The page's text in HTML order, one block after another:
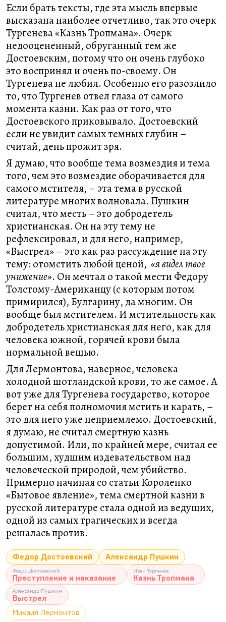
Если брать тексты, где эта мысль впервые
высказана наиболее отчетливо, так это очерк
Тургенева «Казнь Тропмана». Очерк
недооцененный, обруганный тем же
Достоевским, потому что он очень глубоко
это воспринял и очень по-своему. Он
Тургенева не любил. Особенно его разозлило
то, что Тургенев отвел глаза от самого
момента казни. Как раз от того, что
Достоевского приковывало. Достоевский
если не увидит самых темных глубин –
считай, день прожит зря.
Я думаю, что вообще тема возмездия и тема
того, чем это возмездие оборачивается для
самого мстителя, – эта тема в русской
литературе многих волновала. Пушкин
считал, что месть – это добродетель
христианская. Он на эту тему не
рефлексировал, и для него, например,
«Выстрел» – это как раз рассуждение на эту
тему: отомстить любой ценой, «я видел твое
унижение». Он мечтал о такой мести Федору
Толстому-Американцу (с которым потом
примирился), Булгарину, да многим. Он
вообще был мстителем. И мстительность как
добродетель христианская для него, как для
человека южной, горячей крови была
нормальной вещью.
Для Лермонтова, наверное, человека
холодной шотландской крови, то же самое. А
вот уже для Тургенева государство, которое
берет на себя полномочия мстить и карать, –
это для него уже неприемлемо. Достоевский,
я думаю, не считал смертную казнь
допустимой. Или, по крайней мере, считал ее
большим, худшим издевательством над
человеческой природой, чем убийство.
Примерно начиная со статьи Короленко
«Бытовое явление», тема смертной казни в
русской литературе стала одной из ведущих,
одной из самых трагических и всегда
решалась против.
Федор Достоевский Александр Пушкин
Федор Достоевский
Преступление и наказание
Иван Тургенев
Казнь Тропмана
Александр Пушкин
Выстрел
Михаил Лермонтов